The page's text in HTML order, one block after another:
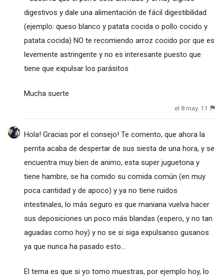
digestivos y dale una alimentación de fácil digestibilidad
(ejemplo: queso blanco y patata cocida o pollo cocido y
patata cocida) NO te recomiendo arroz cocido por que es
levemente astringente y no es interesante puesto que
tiene que expulsar los parásitos
Mucha suerte
el 8 may. 11
Hola! Gracias por el consejo! Te comento, que ahora la
perrita acaba de despertar de sus siesta de una hora, y se
encuentra muy bien de animo, esta super juguetona y
tiene hambre, se ha comido su comida común (en muy
poca cantidad y de apoco) y ya no tiene ruidos
intestinales, lo más seguro es que maniana vuelva hacer
sus deposiciones un poco más blandas (espero, y no tan
aguadas como hoy) y no se si siga expulsanso gusanos
ya que nunca ha pasado esto...
El tema es que si yo tomo muestras, por ejemplo hoy, lo